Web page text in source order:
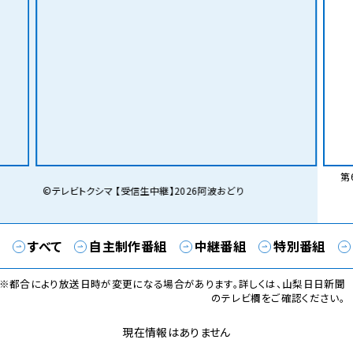
©テレビトクシマ 【受信生中継】2026阿波おどり
第
すべて 自主制作番組 中継番組 特別番組
都合により放送日時が変更になる場合があります。詳しくは、山梨日日新聞
のテレビ欄をご確認ください。
現在情報はありません